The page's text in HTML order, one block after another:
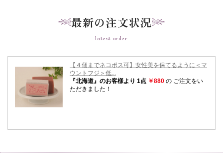
最新の注文状況
latest order